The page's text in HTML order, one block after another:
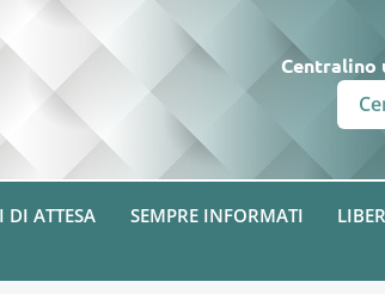
Centralino
DI ATTESA SEMPRE INFORMATI